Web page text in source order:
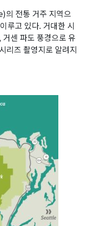
전통 거주 지역으
루고 있다. 거대한 시
센 파도 풍경으로 유
리즈 촬영지로 알려지